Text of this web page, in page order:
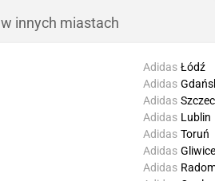
w innych miastach
Adidas Łódź
Adidas
Adidas
Adidas Lublin
Adidas Toruń
Adidas Gliwice
Adidas